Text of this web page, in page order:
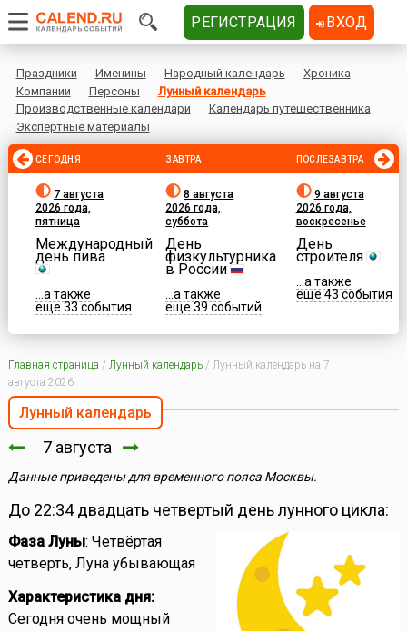
Праздники Именины Народный календарь
Хроника
Компании
Персоны
Лунный календарь
Производственные календари
Календарь путешественника
Экспертные материалы
СЕГОДНЯ
7 августа
2026 года,
пятница
Международный
день пива
...а также
еще 33 события
ЗАВТРА
8 августа
2026 года,
суббота
День
физкультурника
в России
...а также
еще 39 событий
ПОСЛЕЗАВТРА
9 августа
2026 года,
воскресенье
День
строителя
...а также
еще 43 события
Главная страница / Лунный календарь / Лунный календарь на 7
августа 2026
Лунный календарь
7 августа
Данные приведены для временного пояса Москвы.
До 22:34 двадцать четвертый день лунного цикла:
Фаза Луны: Четвёртая
четверть, Луна убывающая
Характеристика дня:
Сегодня очень мощный
РЕГИСТРАЦИЯ ВХОД